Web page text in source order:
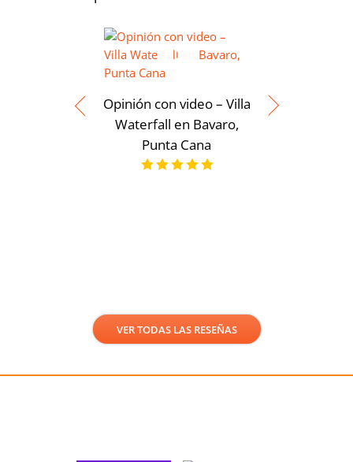
Opinión con video – Villa
Waterfall en Bavaro,
Punta Cana
VER TODAS LAS RESEÑAS